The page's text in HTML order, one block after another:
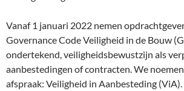
Vanaf 1 januari 2022 nemen
Governance Code Veiligheid in de Bouw
ondertekend, veiligheidsbewustzijn als
aanbestedingen of contracten. We
afspraak: Veiligheid in Aanbesteding (ViA).